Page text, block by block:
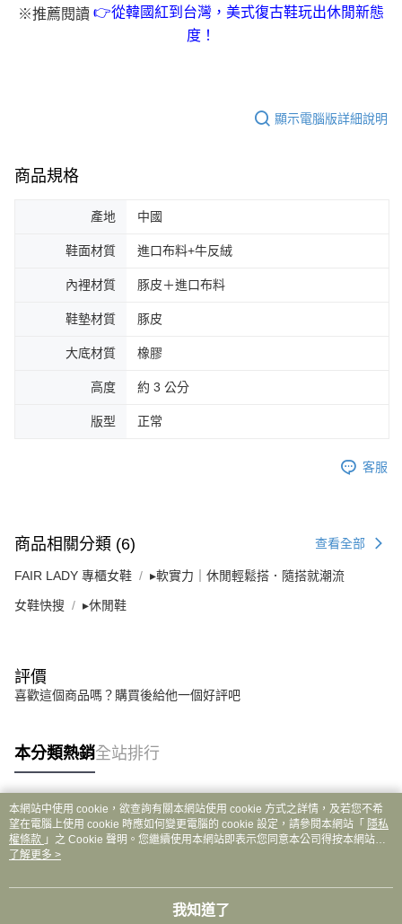
※推薦閱讀 👉從韓國紅到台灣，美式復古鞋玩出休閒新態
度！
顯示電腦版詳細說明
商品規格
產地 中國
鞋面材質 進口布料+牛反絨
內裡材質 豚皮＋進口布料
鞋墊材質 豚皮
大底材質 橡膠
高度 約 3 公分
版型 正常
客服
商品相關分類 (6) 查看全部
FAIR LADY 專櫃女鞋 ▸軟實力｜休閒輕鬆搭．隨搭就潮流
女鞋快搜 ▸休閒鞋
評價
喜歡這個商品嗎？購買後給他一個好評吧
本分類熱銷全站排行
熱門標籤
本網站中使用 cookie，欲查詢有關本網站使用 cookie 方式之詳情，及若您不希
望在電腦上使用 cookie 時應如何變更電腦的 cookie 設定，請參閱本網站「 隱私
權條款 」之 Cookie 聲明。您繼續使用本網站即表示您同意本公司得按本網站使
用條款之 Cookie 聲明使用 cookie。
了解更多 >
我知道了